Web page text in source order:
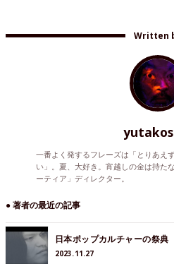
Written
一番よく発するフレーズは「とりあえ
い」。夏、大好き。宵越しの金は持た
ーティア」ディレクター。
● 著者の最近の記事
日本ポップカルチャーの祭
2023.11.27